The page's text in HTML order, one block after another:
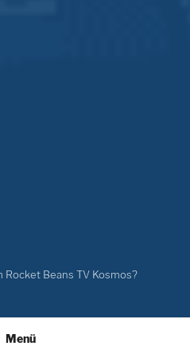
Beans TV Kosmos?
Menü